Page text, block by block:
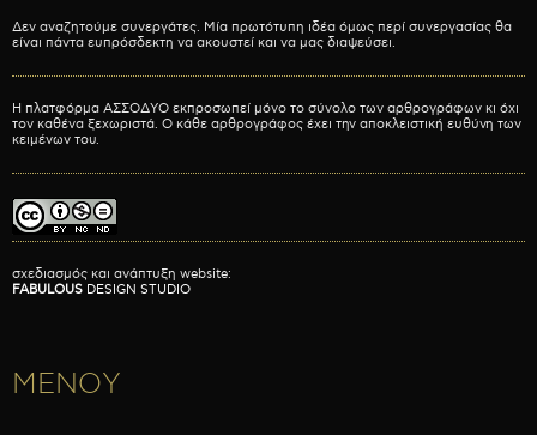
Δεν αναζητούμε συνεργάτες. Μία πρωτότυπη ιδέα όμως περί συνεργασίας θα
είναι πάντα ευπρόσδεκτη να ακουστεί και να μας διαψεύσει.
Η πλατφόρμα ΑΣΣΟΔΥΟ εκπροσωπεί μόνο το σύνολο των αρθρογράφων κι όχι
τον καθένα ξεχωριστά. Ο κάθε αρθρογράφος έχει την αποκλειστική ευθύνη των
κειμένων του.
σχεδιασμός και ανάπτυξη website:
FABULOUS DESIGN STUDIO
ΜΕΝΟΥ